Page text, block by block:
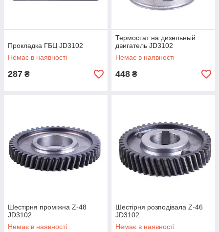
Прокладка ГБЦ JD3102
Немає в наявності
287 ₴
Термостат на дизельный
двигатель JD3102
Немає в наявності
448 ₴
Шестірня проміжна Z-48
JD3102
Немає в наявності
Шестірня розподівала Z-46
JD3102
Немає в наявності